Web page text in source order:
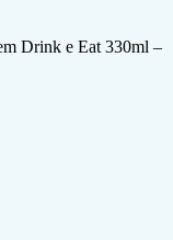
Drink e Eat 330ml –